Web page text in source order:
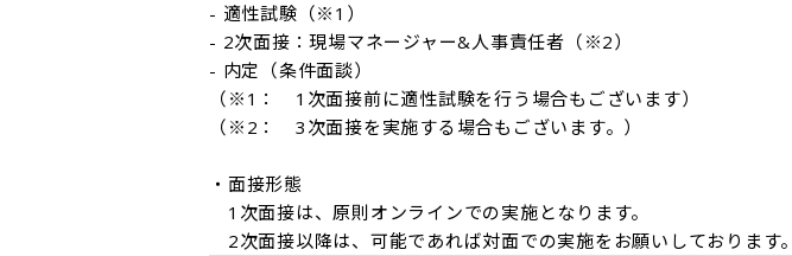
- 適性試験（※1）
- 2次面接：現場マネージャー&人事責任者（※2）
- 内定（条件面談）
（※1：　1次面接前に適性試験を行う場合もございます）
（※2：　3次面接を実施する場合もございます。）
・面接形態
1次面接は、原則オンラインでの実施となります。
2次面接以降は、可能であれば対面での実施をお願いしております。